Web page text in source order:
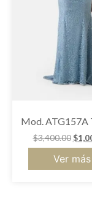
Mod. ATG157A
$3,400.00 $
Ver más